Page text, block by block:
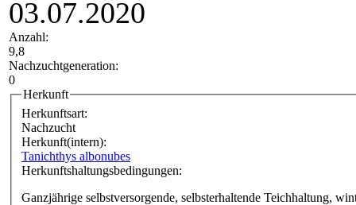
03.07.2020
Anzahl:
9,8
Nachzuchtgeneration:
0
Herkunft
Herkunftsart:
Nachzucht
Herkunft(intern):
Tanichthys albonubes
Herkunftshaltungsbedingungen:
Ganzjährige selbstversorgende, selbsterhaltende Teichhaltung,